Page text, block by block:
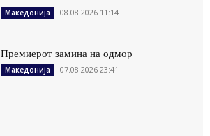
Македонија 08.08.2026 11:14
Премиерот замина на одмор
Македонија 07.08.2026 23:41